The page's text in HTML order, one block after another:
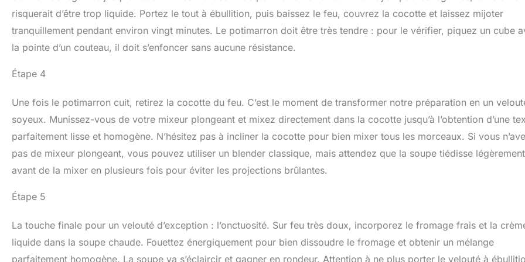
risquerait d’être trop liquide. Portez le tout à ébullition, puis baissez le feu, couvrez la cocotte et laissez mijoter
tranquillement pendant environ vingt minutes. Le potimarron doit être très tendre : pour le vérifier, piquez un cube
la pointe d’un couteau, il doit s’enfoncer sans aucune résistance.
Étape 4
Une fois le potimarron cuit, retirez la cocotte du feu. C’est le moment de transformer notre préparation en un
soyeux. Munissez-vous de votre mixeur plongeant et mixez directement dans la cocotte jusqu’à l’obtention d’une
parfaitement lisse et homogène. N’hésitez pas à incliner la cocotte pour bien mixer tous les morceaux. Si vous
pas de mixeur plongeant, vous pouvez utiliser un blender classique, mais attendez que la soupe tiédisse légèrement
avant de la mixer en plusieurs fois pour éviter les projections brûlantes.
Étape 5
La touche finale pour un velouté d’exception : l’onctuosité. Sur feu très doux, incorporez le fromage frais et la
liquide dans la soupe chaude. Fouettez énergiquement pour bien dissoudre le fromage et obtenir un mélange
parfaitement homogène. La soupe va s’éclaircir et gagner en rondeur. Attention à ne plus porter le velouté à